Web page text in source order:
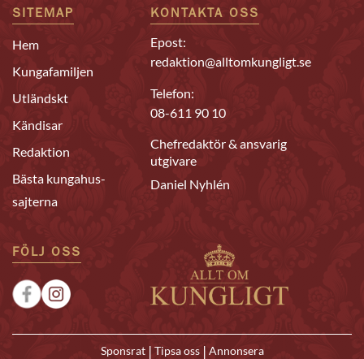
SITEMAP
Hem
Kungafamiljen
Utländskt
Kändisar
Redaktion
Bästa kungahus-
sajterna
KONTAKTA OSS
Epost:
redaktion@alltomkungligt.se
Telefon:
08-611 90 10
Chefredaktör & ansvarig
utgivare
Daniel Nyhlén
FÖLJ OSS
Sponsrat | Tipsa oss | Annonsera